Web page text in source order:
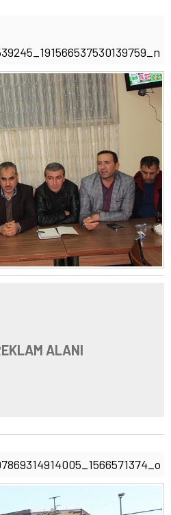
ALANI